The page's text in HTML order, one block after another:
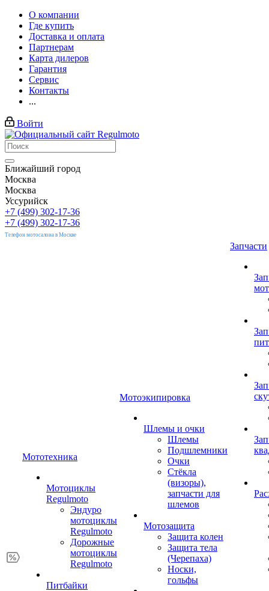
О компании
Где купить
Доставка и оплата
Партнерам
Карта дилеров
Гарантия
Сервис
Контакты
...
Войти
Ближайший город
Москва
Москва
Уссурийск
+7 (499) 302-17-36
+7 (499) 302-17-36
Телефон мотосалона в Москве
Мототехника
Мотоциклы
Regulmoto
Эндуро
мотоциклы
Regulmoto
Дорожные
мотоциклы
Regulmoto
Питбайки
Мотоэкипировка
Шлемы и очки
Шлемы
Подшлемники
Очки
Стёкла
(визоры),
запчасти для
шлемов
Мотозащита
Защита колен
Защита тела
(Черепаха)
Носки,
гольфы
Запчасти